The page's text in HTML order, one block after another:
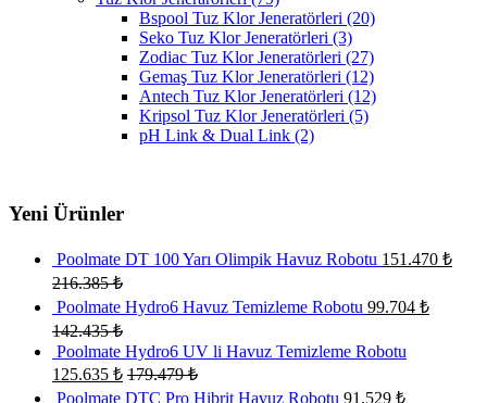
Bspool Tuz Klor Jeneratörleri (20)
Seko Tuz Klor Jeneratörleri (3)
Zodiac Tuz Klor Jeneratörleri (27)
Gemaş Tuz Klor Jeneratörleri (12)
Antech Tuz Klor Jeneratörleri (12)
Kripsol Tuz Klor Jeneratörleri (5)
pH Link & Dual Link (2)
Yeni Ürünler
Poolmate DT 100 Yarı Olimpik Havuz Robotu 151.470 ₺
216.385₺
Poolmate Hydro6 Havuz Temizleme Robotu 99.704 ₺
142.435₺
Poolmate Hydro6 UV li Havuz Temizleme Robotu
125.635 ₺ 179.479₺
Poolmate DTC Pro Hibrit Havuz Robotu 91.529 ₺